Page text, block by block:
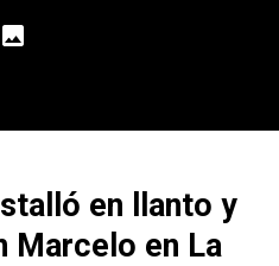
en llanto y
Marcelo en La